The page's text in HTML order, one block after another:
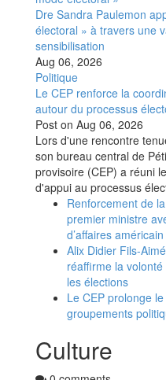
Dre Sandra Paulemon
électoral » à travers une
sensibilisation
Aug 06, 2026
Politique
Le CEP renforce la
autour du processus
Post on Aug 06, 2026
Lors d'une rencontre
son bureau central de
provisoire (CEP) a réuni
d'appui au processus
Renforcement de
premier ministre
d’affaires
Alix Didier Fils-
réaffirme la
les élections
Le CEP prolonge
groupements
Culture